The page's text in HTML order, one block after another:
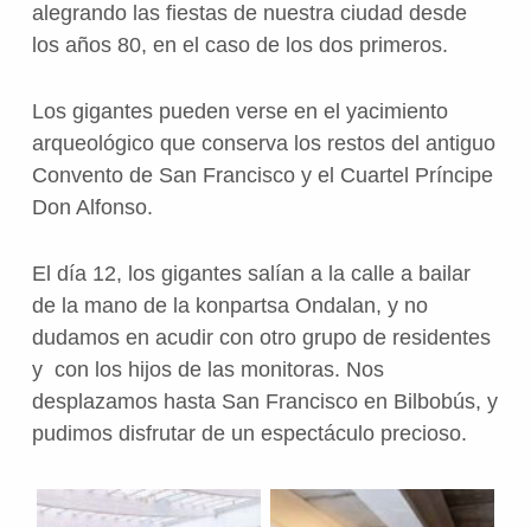
alegrando las fiestas de nuestra ciudad desde
los años 80, en el caso de los dos primeros.
Los gigantes pueden verse en el yacimiento
arqueológico que conserva los restos del antiguo
Convento de San Francisco y el Cuartel Príncipe
Don Alfonso.
El día 12, los gigantes salían a la calle a bailar
de la mano de la konpartsa Ondalan, y no
dudamos en acudir con otro grupo de residentes
y con los hijos de las monitoras. Nos
desplazamos hasta San Francisco en Bilbobús, y
pudimos disfrutar de un espectáculo precioso.